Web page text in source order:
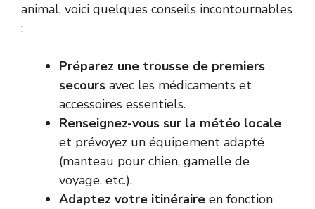
animal, voici quelques conseils incontournables
:
Préparez une trousse de premiers
secours avec les médicaments et
accessoires essentiels.
Renseignez-vous sur la météo locale
et prévoyez un équipement adapté
(manteau pour chien, gamelle de
voyage, etc.).
Adaptez votre itinéraire en fonction